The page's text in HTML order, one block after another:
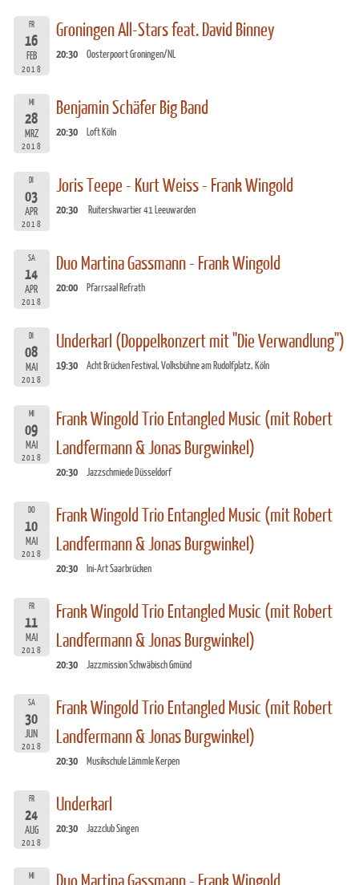
FR
16
FEB
2018
Groningen All-Stars feat. David Binney
20:30 Oosterpoort Groningen/NL
MI
28
MRZ
2018
Benjamin Schäfer Big Band
20:30 Loft Köln
DI
03
APR
2018
Joris Teepe - Kurt Weiss - Frank Wingold
20:30 Ruiterskwartier 41 Leeuwarden
SA
14
APR
2018
Duo Martina Gassmann - Frank Wingold
20:00 Pfarrsaal Refrath
DI
08
MAI
2018
Underkarl (Doppelkonzert mit "Die Verwandlung")
19:30 Acht Brücken Festival, Volksbühne am Rudolfplatz, Köln
MI
09
MAI
2018
Frank Wingold Trio Entangled Music (mit Robert
Landfermann & Jonas Burgwinkel)
20:30 Jazzschmiede Düsseldorf
DO
10
MAI
2018
Frank Wingold Trio Entangled Music (mit Robert
Landfermann & Jonas Burgwinkel)
20:30 Ini-Art Saarbrücken
FR
11
MAI
2018
Frank Wingold Trio Entangled Music (mit Robert
Landfermann & Jonas Burgwinkel)
20:30 Jazzmission Schwäbisch Gmünd
SA
30
JUN
2018
Frank Wingold Trio Entangled Music (mit Robert
Landfermann & Jonas Burgwinkel)
20:30 Musikschule Lämmle Kerpen
FR
24
AUG
2018
Underkarl
20:30 Jazzclub Singen
MI